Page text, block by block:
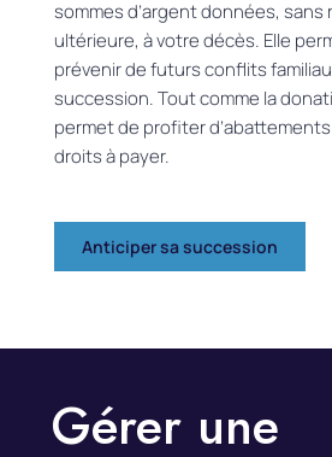
sommes d’argent données, sans
ultérieure, à votre décès. Elle
prévenir de futurs conflits
succession. Tout comme la
permetde profiter
droitsà payer.
Anticiper sa succession
Gérer une